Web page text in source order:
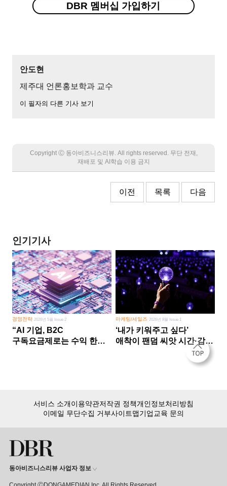
DBR 멤버십 가입하기
안도현
제주대 언론홍보학과 교수
이 필자의 다른 기사 보기
Copyright Ⓒ 동아비즈니스리뷰. All rights reserved. 무단 전재,
재배포 및 AI학습 이용 금지
이전 목록 다음
인기기사
경영전략 2026년 5월 Issue 2
“AI 기업, B2C
구독요금제로는 수익 한계
마케팅/세일즈 2026년 8월 Issue 1
‘내가 키워주고 싶다’
애착이 팬덤 씨앗 시간·감정
서비스 소개이용약관저작권 정책개인정보처리방침
이메일 무단수집 거부사이트맵기업교육 문의
동아비즈니스리뷰 사업자 정보